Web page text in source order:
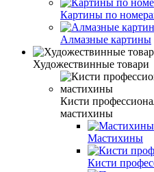
Картины по
Алмазные картины
Художествинные товари
Кисти
мастихины
Мастихины
Кисти